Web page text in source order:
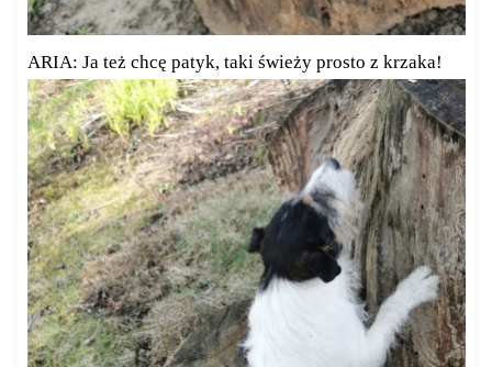
ARIA: Ja też chcę patyk, taki świeży prosto z krzaka!